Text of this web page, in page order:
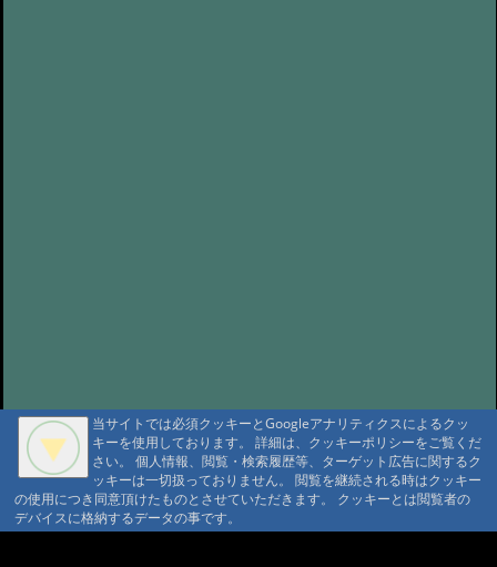
当サイトでは必須クッキーとGoogleアナリティクスによるクッ
キーを使用しております。 詳細は、クッキーポリシーをご覧くだ
さい。 個人情報、閲覧・検索履歴等、ターゲット広告に関するク
ッキーは一切扱っておりません。 閲覧を継続される時はクッキー
の使用につき同意頂けたものとさせていただきます。 クッキーとは閲覧者の
デバイスに格納するデータの事です。